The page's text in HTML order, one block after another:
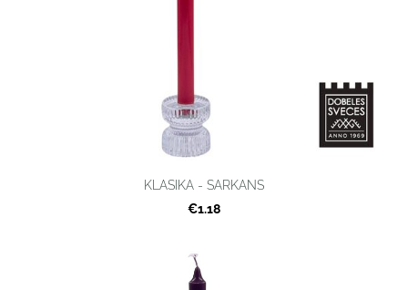
KLASIKA - SARKANS
€1.18